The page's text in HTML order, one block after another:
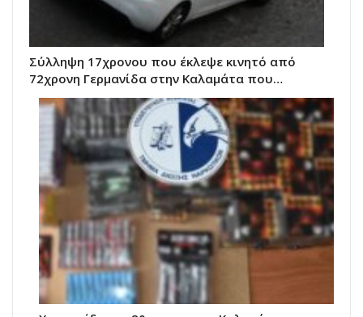
Σύλληψη 17χρονου που έκλεψε κινητό από
72χρονη Γερμανίδα στην Καλαμάτα που…